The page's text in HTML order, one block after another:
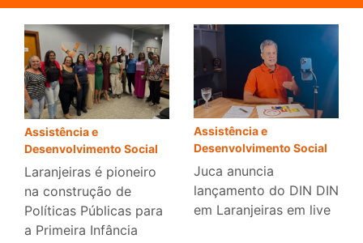
Assistência e
Desenvolvimento Social
Laranjeiras é pioneiro
na construção de
Políticas Públicas para
a Primeira Infância
Assistência e
Desenvolvimento Social
Juca anuncia
lançamento do DIN DIN
em Laranjeiras em live